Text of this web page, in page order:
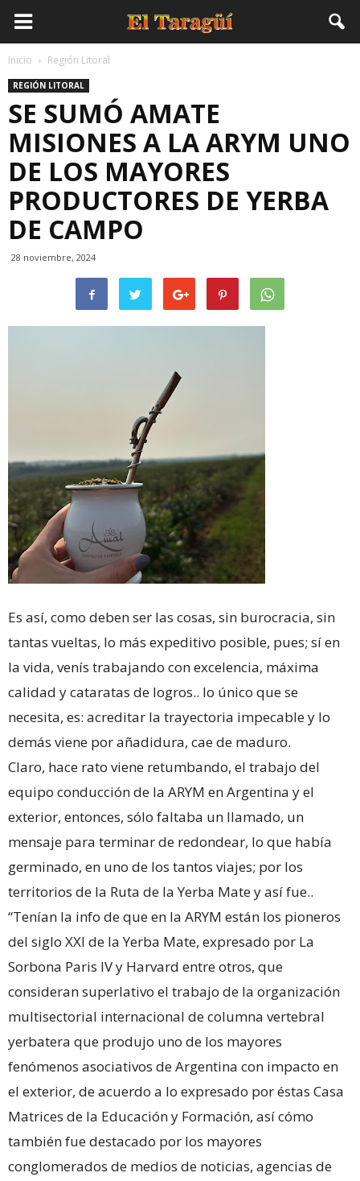
Inicio Región Litoral
REGIÓN LITORAL
SE SUMÓ AMATE
MISIONES A LA ARYM UNO
DE LOS MAYORES
PRODUCTORES DE YERBA
DE CAMPO
28 noviembre, 2024
Es así, como deben ser las cosas, sin burocracia, sin
tantas vueltas, lo más expeditivo posible, pues; sí en
la vida, venís trabajando con excelencia, máxima
calidad y cataratas de logros.. lo único que se
necesita, es: acreditar la trayectoria impecable y lo
demás viene por añadidura, cae de maduro.
Claro, hace rato viene retumbando, el trabajo del
equipo conducción de la ARYM en Argentina y el
exterior, entonces, sólo faltaba un llamado, un
mensaje para terminar de redondear, lo que había
germinado, en uno de los tantos viajes; por los
territorios de la Ruta de la Yerba Mate y así fue..
“Tenían la info de que en la ARYM están los pioneros
del siglo XXI de la Yerba Mate, expresado por La
Sorbona Paris IV y Harvard entre otros, que
consideran superlativo el trabajo de la organización
multisectorial internacional de columna vertebral
yerbatera que produjo uno de los mayores
fenómenos asociativos de Argentina con impacto en
el exterior, de acuerdo a lo expresado por éstas Casa
Matrices de la Educación y Formación, así cómo
también fue destacado por los mayores
conglomerados de medios de noticias, agencias de